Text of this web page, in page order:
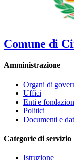
Comune di
Amministrazione
Organi di
Uffici
Enti e
Politici
Documenti e
Categorie di servizio
Istruzione